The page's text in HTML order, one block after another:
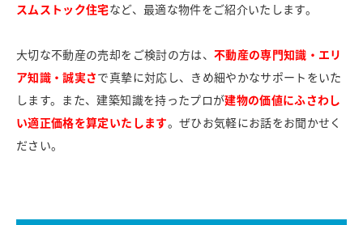
スムストック住宅など、最適な物件をご紹介いたします。
大切な不動産の売却をご検討の方は、 不動産の専門知識・エリ
ア知識・誠実さで真摯に対応し、きめ細やかなサポートをいた
します。また、建築知識を持ったプロが建物の価値にふさわし
い適正価格を算定いたします。ぜひお気軽にお話をお聞かせく
ださい。